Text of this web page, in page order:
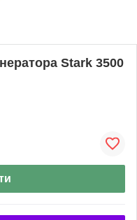
Stark 3500